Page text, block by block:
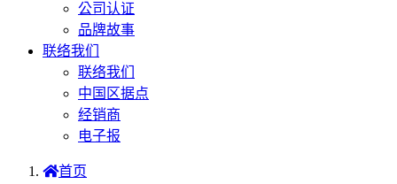
公司认证
品牌故事
联络我们
联络我们
中国区据点
经销商
电子报
首页